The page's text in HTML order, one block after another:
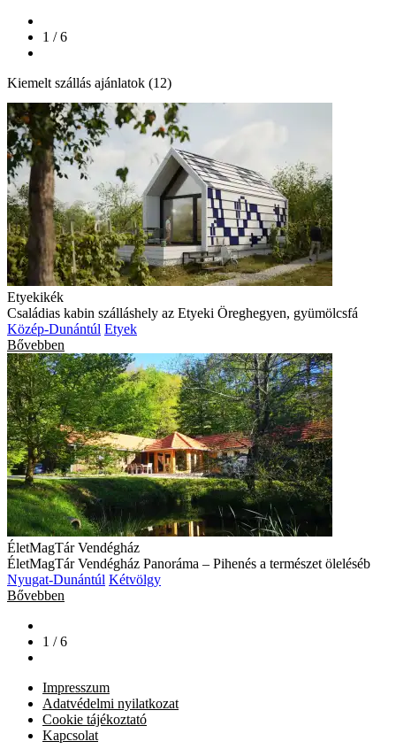
1 / 6
Kiemelt szállás ajánlatok (12)
Etyekikék
Családias kabin szálláshely az Etyeki Öreghegyen, gyümölcsfá
Közép-Dunántúl Etyek
Bővebben
ÉletMagTár Vendégház
ÉletMagTár Vendégház Panoráma – Pihenés a természet öleléséb
Nyugat-Dunántúl Kétvölgy
Bővebben
1 / 6
Impresszum
Adatvédelmi nyilatkozat
Cookie tájékoztató
Kapcsolat